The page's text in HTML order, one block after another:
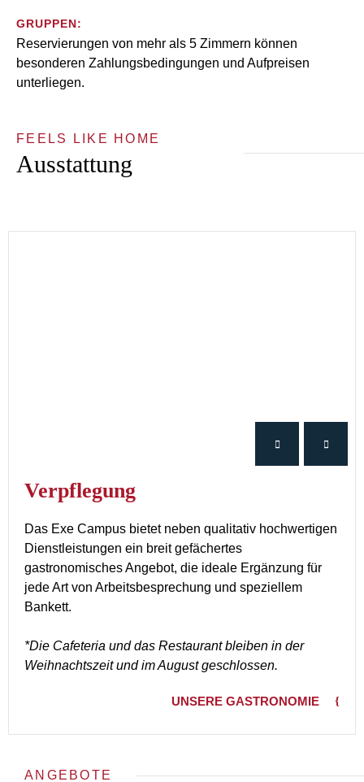
GRUPPEN:
Reservierungen von mehr als 5 Zimmern können
besonderen Zahlungsbedingungen und Aufpreisen
unterliegen.
FEELS LIKE HOME
Ausstattung
Verpflegung
Das Exe Campus bietet neben qualitativ hochwertigen
Dienstleistungen ein breit gefächertes
gastronomisches Angebot, die ideale Ergänzung für
jede Art von Arbeitsbesprechung und speziellem
Bankett.
*Die Cafeteria und das Restaurant bleiben in der
Weihnachtszeit und im August geschlossen.
UNSERE GASTRONOMIE
ANGEBOTE